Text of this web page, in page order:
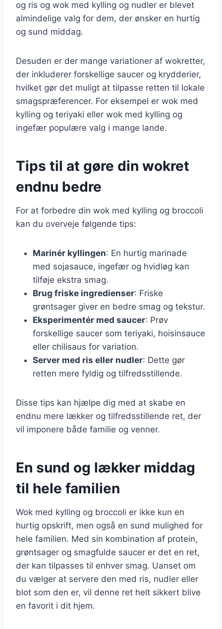
og ris og wok med kylling og nudler er blevet
almindelige valg for dem, der ønsker en hurtig
og sund middag.
Desuden er der mange variationer af wokretter,
der inkluderer forskellige saucer og krydderier,
hvilket gør det muligt at tilpasse retten til lokale
smagspræferencer. For eksempel er wok med
kylling og teriyaki eller wok med kylling og
ingefær populære valg i mange lande.
Tips til at gøre din wokret
endnu bedre
For at forbedre din wok med kylling og broccoli
kan du overveje følgende tips:
Marinér kyllingen: En hurtig marinade
med sojasauce, ingefær og hvidløg kan
tilføje ekstra smag.
Brug friske ingredienser: Friske
grøntsager giver en bedre smag og tekstur.
Eksperimentér med saucer: Prøv
forskellige saucer som teriyaki, hoisinsauce
eller chilisaus for variation.
Server med ris eller nudler: Dette gør
retten mere fyldig og tilfredsstillende.
Disse tips kan hjælpe dig med at skabe en
endnu mere lækker og tilfredsstillende ret, der
vil imponere både familie og venner.
En sund og lækker middag
til hele familien
Wok med kylling og broccoli er ikke kun en
hurtig opskrift, men også en sund mulighed for
hele familien. Med sin kombination af protein,
grøntsager og smagfulde saucer er det en ret,
der kan tilpasses til enhver smag. Uanset om
du vælger at servere den med ris, nudler eller
blot som den er, vil denne ret helt sikkert blive
en favorit i dit hjem.